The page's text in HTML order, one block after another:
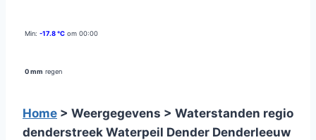
Min: -17.8 °C om 00:00
0 mm regen
Home > Weergegevens > Waterstanden regio
denderstreek Waterpeil Dender Denderleeuw